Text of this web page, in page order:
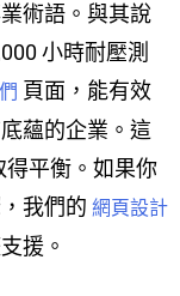
術語。與其說
小時耐壓測
頁面，能有效
蘊的企業。這
得平衡。如果你
我們的 網頁設計
援。